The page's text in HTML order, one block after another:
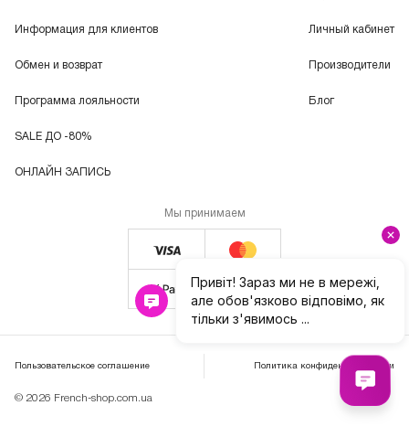
Информация для клиентов
Обмен и возврат
Программа лояльности
SALE ДО -80%
ОНЛАЙН ЗАПИСЬ
Личный кабинет
Производители
Блог
Мы принимаем
© 2026 French-shop.com.ua
Пользовательское соглашение Политика конфиденциальности